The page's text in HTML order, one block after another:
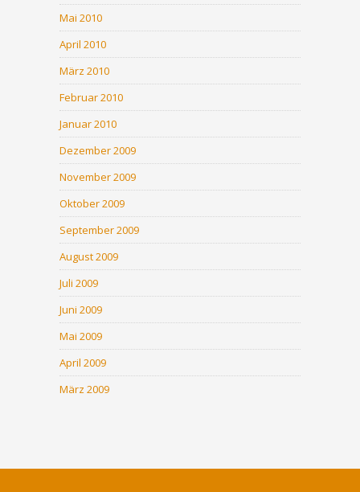
Mai 2010
April 2010
März 2010
Februar 2010
Januar 2010
Dezember 2009
November 2009
Oktober 2009
September 2009
August 2009
Juli 2009
Juni 2009
Mai 2009
April 2009
März 2009